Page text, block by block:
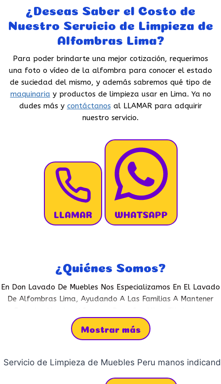
¿Deseas Saber el Costo de
Nuestro Servicio de Limpieza de
Alfombras Lima?
Para poder brindarte una mejor cotización, requerimos
una foto o vídeo de la alfombra para conocer el estado
de suciedad del mismo, y además sabremos qué tipo de
maquinaria y productos de limpieza usar en Lima. Ya no
dudes más y contáctanos al LLAMARpara adquirir
nuestro servicio.
LLAMAR WHATSAPP
¿Quiénes Somos?
En Don Lavado de Muebles nos especializamos en el
En Don Lavado De Muebles Nos Especializamos En El Lavado
De Alfombras Lima, Ayudando A Las Familias A Mantener
Bacterias Y Polvo Acumulados, Protegiendo La Salud De Los
ContáctanosAlLLAMARO Por WhatsApp Y
Mostrar más